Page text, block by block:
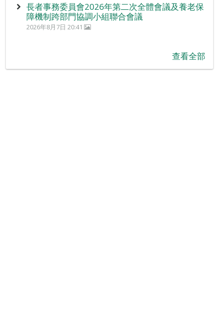
長者事務委員會2026年第二次全體會議及養老保
障機制跨部門協調小組聯合會議
2026年8月7日 20:41
查看全部